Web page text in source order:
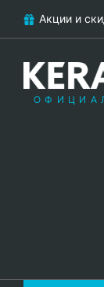
Акции и